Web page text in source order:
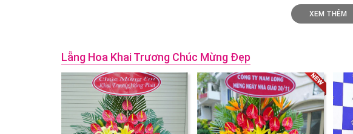
XEM THÊM
Lẵng Hoa Khai Trương Chúc Mừng Đẹp